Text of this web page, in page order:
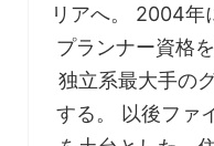
リアへ。 2004年
プランナー資格
独立系最大手の
する。 以後ファ